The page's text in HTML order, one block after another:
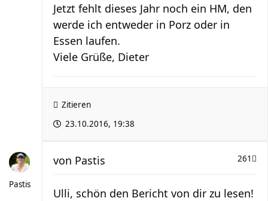
Jetzt fehlt dieses Jahr noch ein HM, den
werde ich entweder in Porz oder in
Essen laufen.
Viele Grüße, Dieter
Zitieren
23.10.2016, 19:38
Pastis
261
von Pastis
Ulli, schön den Bericht von dir zu lesen!